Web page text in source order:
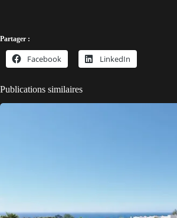
Partager :
Facebook LinkedIn
Publications similaires